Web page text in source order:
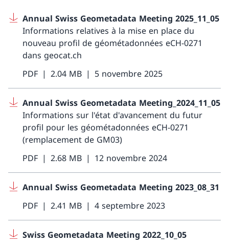
Annual Swiss Geometadata Meeting 2025_11_05
Informations relatives à la mise en place du
nouveau profil de géométadonnées eCH-0271
dans geocat.ch
PDF
2.04 MB 5 novembre 2025
Annual Swiss Geometadata Meeting_2024_11_05
Informations sur l'état d'avancement du futur
profil pour les géométadonnées eCH-0271
(remplacement de GM03)
PDF
2.68 MB 12 novembre 2024
Annual Swiss Geometadata Meeting 2023_08_31
PDF
2.41 MB 4 septembre 2023
Swiss Geometadata Meeting 2022_10_05